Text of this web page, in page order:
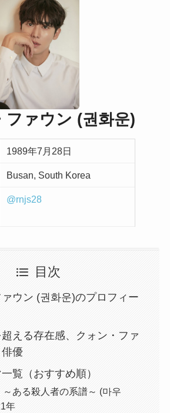
ファウン (권화운)
1989年7月28日
Busan, South Korea
@rnjs28
目次
ウン (권화운)のプロフィー
える存在感、クォン・ファ
優
覧（おすすめ順）
～ある殺人者の系譜～ (마우
年